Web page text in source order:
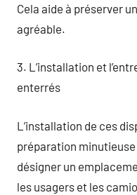
Cela aide à préserver
agréable.
3. L’installation et
enterrés
L’installation de ces
préparation
désigner un
les usagers et les